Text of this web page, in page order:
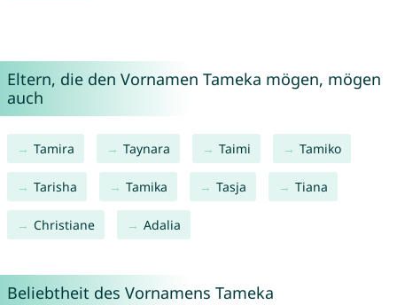
Eltern, die den Vornamen Tameka mögen, mögen
auch
Tamira Taynara Taimi Tamiko
Tarisha Tamika Tasja Tiana
Christiane Adalia
Beliebtheit des Vornamens Tameka